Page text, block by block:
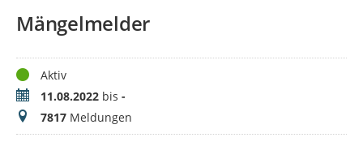
Mängelmelder
StatusAktiv
Zeitraum11.08.2022 bis -
Meldungen
7817 Meldungen